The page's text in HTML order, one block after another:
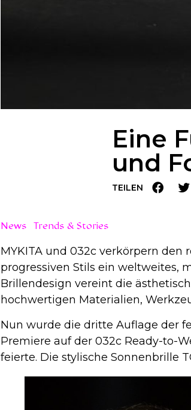
Eine
und
TEILEN
News Trends & Stories
MYKITA und 032c verkörpern
progressiven Stils ein weltweites,
Brillendesign vereint die
hochwertigen Materialien,
Nun wurde die dritte Auflage der
Premiere auf der 032c Ready-to-
feierte. Die stylische Sonnenbrille